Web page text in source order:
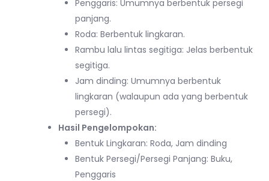
Penggaris: Umumnya berbentuk persegi
panjang.
Roda: Berbentuk lingkaran.
Rambu lalu lintas segitiga: Jelas berbentuk
segitiga.
Jam dinding: Umumnya berbentuk
lingkaran (walaupun ada yang berbentuk
persegi).
Hasil Pengelompokan:
Bentuk Lingkaran: Roda, Jam dinding
Bentuk Persegi/Persegi Panjang: Buku,
Penggaris